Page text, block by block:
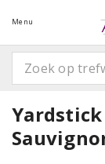
Menu
Yardstick